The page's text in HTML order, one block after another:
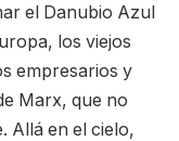
el Danubio Azul
los viejos
empresarios y
Marx, que no
Allá en el cielo,